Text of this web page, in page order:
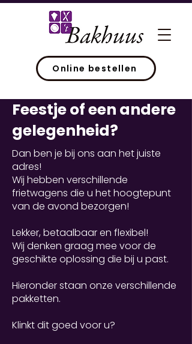
Online bestellen
Feestje of een andere
gelegenheid?
Dan ben je bij ons aan het juiste
adres!
Wij hebben verschillende
frietwagens die u het hoogtepunt
van de avond bezorgen!
Lekker, betaalbaar en flexibel!
Wij denken graag mee voor de
geschikte oplossing die bij u past.
Hieronder staan onze verschillende
pakketten.
Klinkt dit goed voor u?